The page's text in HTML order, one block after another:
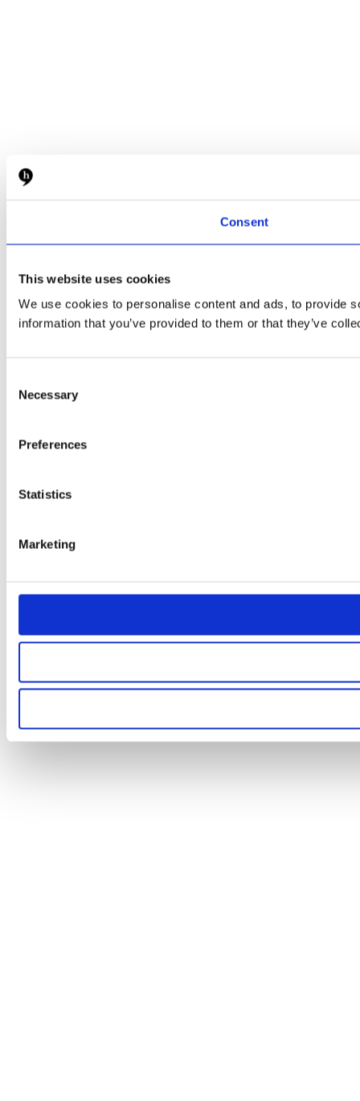
Consent
This website uses cookies
We use cookies to personalise content and ads, to provide
information that you’ve provided to them or that they’ve
Selection
Necessary
Preferences
Statistics
Marketing